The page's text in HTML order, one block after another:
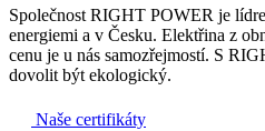
Společnost RIGHT POWER je
energiemi a v Česku. Elektřina z
cenu je u nás samozřejmostí. S
dovolit být ekologický.
Naše certifikáty